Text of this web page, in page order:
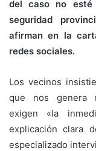
del caso no
seguridad
afirman en la
redes sociales.
Los vecinos
que nos genera
exigen «la
explicación clara
especializado